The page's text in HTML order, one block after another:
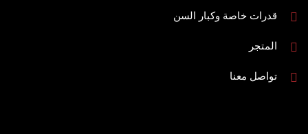
قدرات خاصة وكبار السن
المتجر
تواصل معنا